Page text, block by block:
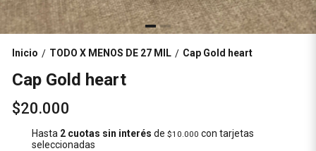
Inicio / TODO X MENOS DE 27 MIL / Cap Gold heart
Cap Gold heart
$20.000
Hasta 2 cuotas sin interés de $10.000 con tarjetas
seleccionadas